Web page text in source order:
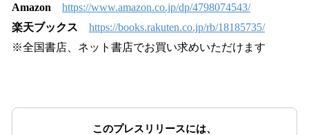
Amazon
https://www.amazon.co.jp/dp/4798074543/
楽天ブックス
https://books.rakuten.co.jp/rb/18185735/
※全国書店、ネット書店でお買い求めいただけます
このプレスリリースには、